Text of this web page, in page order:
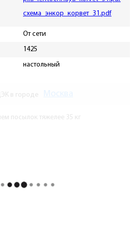
схема_энкор_корвет_31.pdf
От сети
1425
настольный
в городе
посылок тяжелее 35 кг